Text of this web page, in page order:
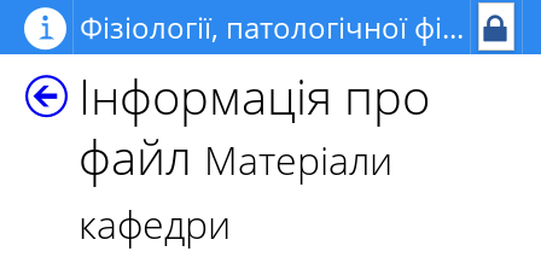
Фізіології, патологічної фізіології, медичної фізики та інформатики
Інформація про
файл Матеріали
кафедри